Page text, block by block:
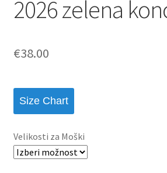
2026 zelena
€38.00
Size Chart
Velikosti za Moški